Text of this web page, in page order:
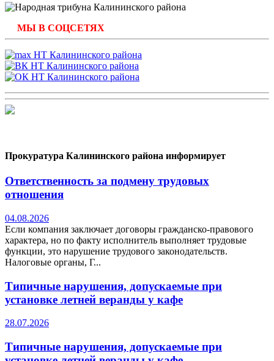
МЫ В СОЦСЕТЯХ
Прокуратура Калининского района информирует
Ответственность за подмену трудовых
отношения
04.08.2026
Если компания заключает договоры гражданско-правового
характера, но по факту исполнитель выполняет трудовые
функции, это нарушение трудового законодательств.
Налоговые органы, Г...
Типичные нарушения, допускаемые при
установке летней веранды у кафе
28.07.2026
Типичные нарушения, допускаемые при